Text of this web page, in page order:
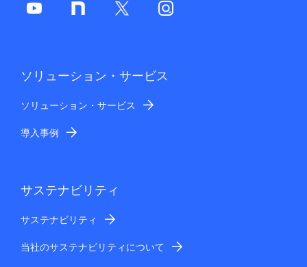
ソリューション・サービス
ソリューション・サービス
導入事例
サステナビリティ
サステナビリティ
当社のサステナビリティについて